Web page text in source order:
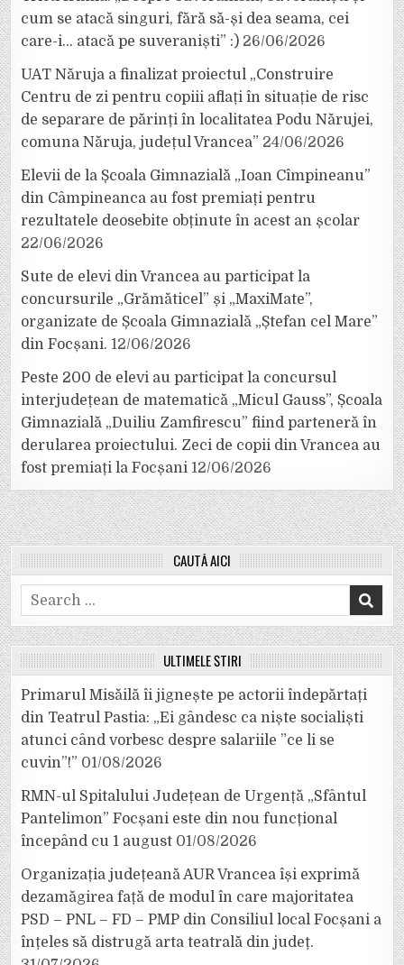
cum se atacă singuri, fără să-și dea seama, cei
care-i… atacă pe suveraniști” :) 26/06/2026
UAT Năruja a finalizat proiectul „Construire
Centru de zi pentru copiii aflați în situație de risc
de separare de părinți în localitatea Podu Nărujei,
comuna Năruja, județul Vrancea” 24/06/2026
Elevii de la Școala Gimnazială „Ioan Cîmpineanu”
din Câmpineanca au fost premiați pentru
rezultatele deosebite obținute în acest an școlar
22/06/2026
Sute de elevi din Vrancea au participat la
concursurile „Grămăticel” și „MaxiMate”,
organizate de Școala Gimnazială „Ștefan cel Mare”
din Focșani. 12/06/2026
Peste 200 de elevi au participat la concursul
interjudețean de matematică „Micul Gauss”, Școala
Gimnazială „Duiliu Zamfirescu” fiind parteneră în
derularea proiectului. Zeci de copii din Vrancea au
fost premiați la Focșani 12/06/2026
CAUTĂ AICI
Search
for:
ULTIMELE ȘTIRI
Primarul Misăilă îi jignește pe actorii îndepărtați
din Teatrul Pastia: „Ei gândesc ca niște socialiști
atunci când vorbesc despre salariile ”ce li se
cuvin”!” 01/08/2026
RMN-ul Spitalului Județean de Urgență „Sfântul
Pantelimon” Focșani este din nou funcțional
începând cu 1 august 01/08/2026
Organizația județeană AUR Vrancea își exprimă
dezamăgirea față de modul în care majoritatea
PSD – PNL – FD – PMP din Consiliul local Focșani a
înțeles să distrugă arta teatrală din județ.